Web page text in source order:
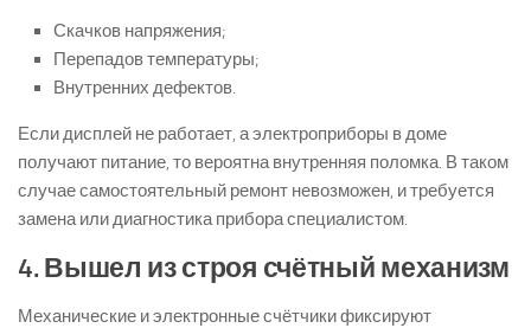
Скачков напряжения;
Перепадов температуры;
Внутренних дефектов.
Если дисплей не работает, а электроприборы в доме
получают питание, то вероятна внутренняя поломка. В таком
случае самостоятельный ремонт невозможен, и требуется
замена или диагностика прибора специалистом.
4. Вышел из строя счётный механизм
Механические и электронные счётчики фиксируют